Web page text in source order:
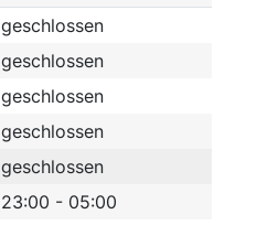
geschlossen
geschlossen
geschlossen
geschlossen
geschlossen
23:00 - 05:00